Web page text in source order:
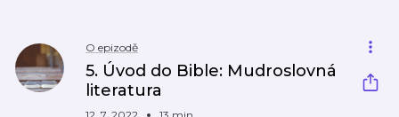
O epizodě
5. Úvod do Bible: Mudroslovná
literatura